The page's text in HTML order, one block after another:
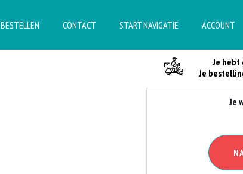
BESTELLEN CONTACT START NAVIGATIE ACCOUNT
Je hebt
Je
Je